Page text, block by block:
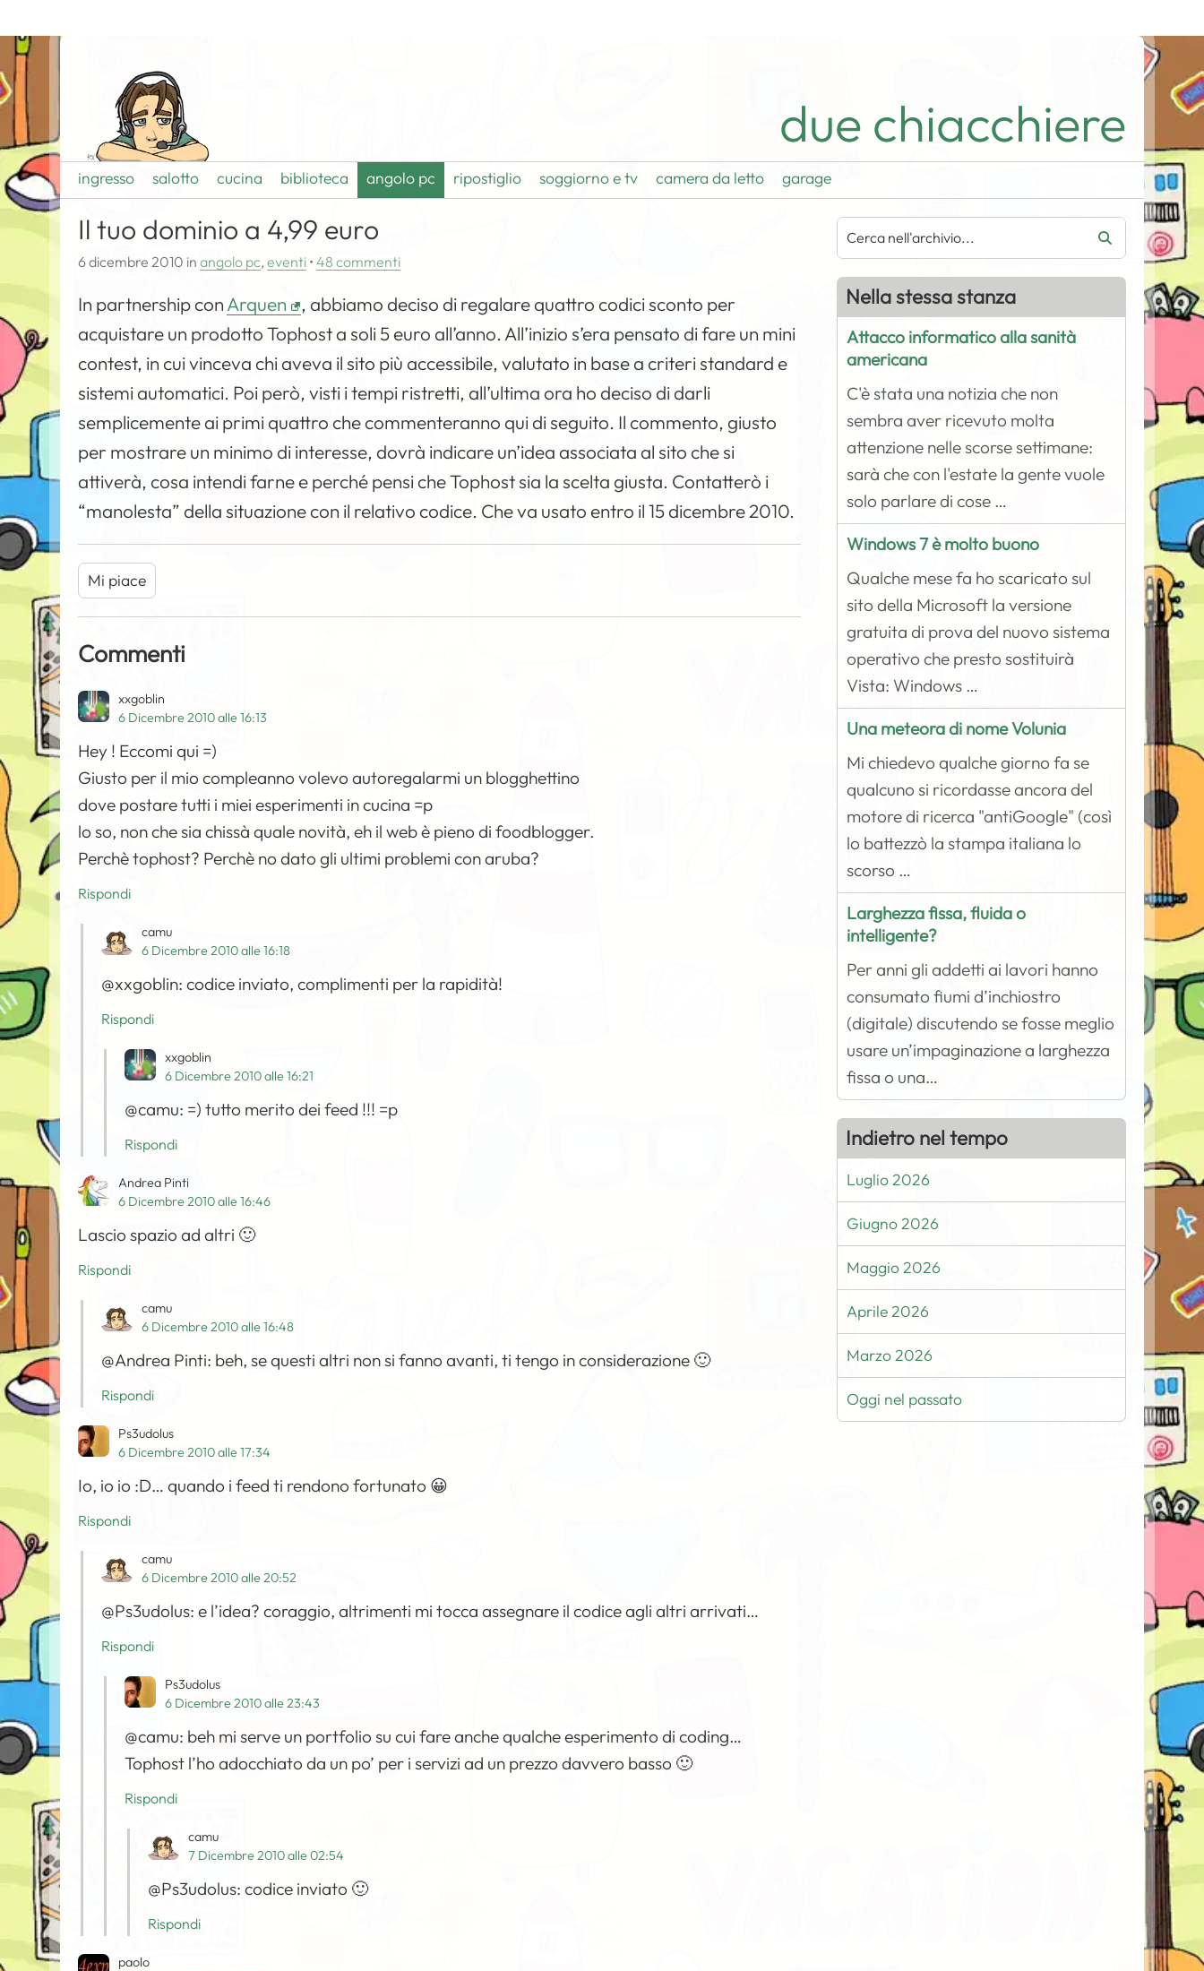
due chiacchiere
ingresso salotto cucina biblioteca angolo pc ripostiglio soggiorno e tv camera da letto garage
Il tuo dominio a 4,99 euro
6 dicembre 2010 inangolo pc,eventi • 48 commenti
In partnership conArquen
, abbiamo deciso di regalare quattro codici sconto per
acquistare un prodotto Tophost a soli 5 euro all’anno. All’inizio s’era pensato di fare un mini
contest, in cui vinceva chi aveva il sito più accessibile, valutato in base a criteri standard e
sistemi automatici. Poi però, visti i tempi ristretti, all’ultima ora ho deciso di darli
semplicemente ai primi quattro che commenteranno qui di seguito. Il commento, giusto
per mostrare un minimo di interesse, dovrà indicare un’idea associata al sito che si
attiverà, cosa intendi farne e perché pensi che Tophost sia la scelta giusta. Contatterò i
“manolesta” della situazione con il relativo codice. Che va usato entro il 15 dicembre 2010.
Mi piace
Commenti
xxgoblin
6 Dicembre 2010 alle 16:13
Hey ! Eccomi qui =)
Giusto per il mio compleanno volevo autoregalarmi un blogghettino
dove postare tutti i miei esperimenti in cucina =p
lo so, non che sia chissà quale novità, eh il web è pieno di foodblogger.
Perchè tophost? Perchè no dato gli ultimi problemi con aruba?
Rispondi
camu
6 Dicembre 2010 alle 16:18
@xxgoblin: codice inviato, complimenti per la rapidità!
Rispondi
xxgoblin
6 Dicembre 2010 alle 16:21
@camu: =) tutto merito dei feed !!! =p
Rispondi
Andrea Pinti
6 Dicembre 2010 alle 16:46
Lascio spazio ad altri 🙂
Rispondi
camu
6 Dicembre 2010 alle 16:48
@Andrea Pinti: beh, se questi altri non si fanno avanti, ti tengo in considerazione 🙂
Rispondi
Ps3udolus
6 Dicembre 2010 alle 17:34
Io, io io :D… quando i feed ti rendono fortunato 😀
Rispondi
camu
6 Dicembre 2010 alle 20:52
@Ps3udolus: e l’idea? coraggio, altrimenti mi tocca assegnare il codice agli altri arrivati…
Rispondi
Ps3udolus
6 Dicembre 2010 alle 23:43
@camu: beh mi serve un portfolio su cui fare anche qualche esperimento di coding…
Tophost l’ho adocchiato da un po’ per i servizi ad un prezzo davvero basso 🙂
Rispondi
camu
7 Dicembre 2010 alle 02:54
@Ps3udolus: codice inviato 🙂
Rispondi
paolo
Nella stessa stanza
Attacco informatico alla sanità
americana
C'è stata una notizia che non
sembra aver ricevuto molta
attenzione nelle scorse settimane:
sarà che con l'estate la gente vuole
solo parlare di cose …
Windows 7 è molto buono
Qualche mese fa ho scaricato sul
sito della Microsoft la versione
gratuita di prova del nuovo sistema
operativo che presto sostituirà
Vista: Windows …
Una meteora di nome Volunia
Mi chiedevo qualche giorno fa se
qualcuno si ricordasse ancora del
motore di ricerca "antiGoogle" (così
lo battezzò la stampa italiana lo
scorso …
Larghezza fissa, fluida o
intelligente?
Per anni gli addetti ai lavori hanno
consumato fiumi d’inchiostro
(digitale) discutendo se fosse meglio
usare un’impaginazione a larghezza
fissa o una…
Indietro nel tempo
Luglio 2026
Giugno 2026
Maggio 2026
Aprile 2026
Marzo 2026
Oggi nel passato